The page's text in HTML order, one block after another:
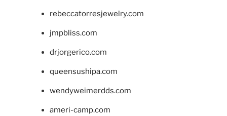
rebeccatorresjewelry.com
jmpbliss.com
drjorgerico.com
queensushipa.com
wendyweimerdds.com
ameri-camp.com